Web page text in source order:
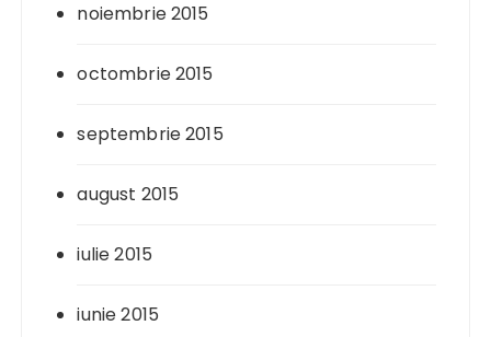
noiembrie 2015
octombrie 2015
septembrie 2015
august 2015
iulie 2015
iunie 2015